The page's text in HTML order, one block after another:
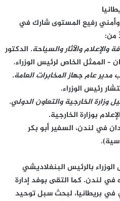
رفيع المستوى شارك في
من:
والإعلام والآثار والسياحة. ​الدكتور
– الممثل الخاص لرئيس الوزراء.
عام جهاز المخابرات العامة.
رئيس الوزراء.
وزارة الخارجية والتعاون الدولي.
بوزارة الخارجية.
في لندن، السفير أبو بكر
بالرئيس البنغلاديشي
لندن. كما التقى بوفد إدارة
في بريطانيا، لبحث سبل توحيد